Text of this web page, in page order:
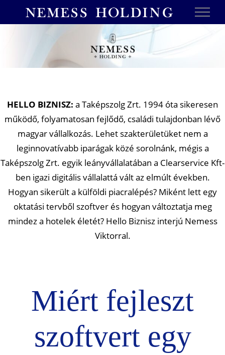
to
HELLO BIZNISZ: a Taképszolg Zrt. 1994 óta sikeresen
működő, folyamatosan fejlődő, családi tulajdonban lévő
magyar vállalkozás. Lehet szakterületüket nem a
leginnovatívabb iparágak közé sorolnánk, mégis a
Taképszolg Zrt. egyik leányvállalatában a Clearservice Kft-
ben igazi digitális vállalattá vált az elmúlt években.
Hogyan sikerült a külföldi piacralépés? Miként lett egy
oktatási tervből szoftver és hogyan változtatja meg
mindez a hotelek életét? Hello Biznisz interjú Nemess
Viktorral.
Miért fejleszt
szoftvert egy